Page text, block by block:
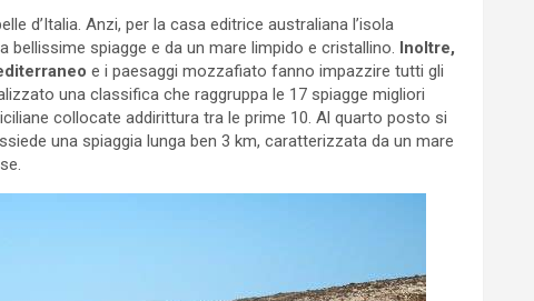
d’Italia. Anzi, per la casa editrice australiana l’isola
spiagge e da un mare limpido e cristallino. Inoltre,
e i paesaggi mozzafiato fanno impazzire tutti gli
una classifica che raggruppa le 17 spiagge migliori
collocate addirittura tra le prime 10. Al quarto posto si
una spiaggia lunga ben 3 km, caratterizzata da un mare